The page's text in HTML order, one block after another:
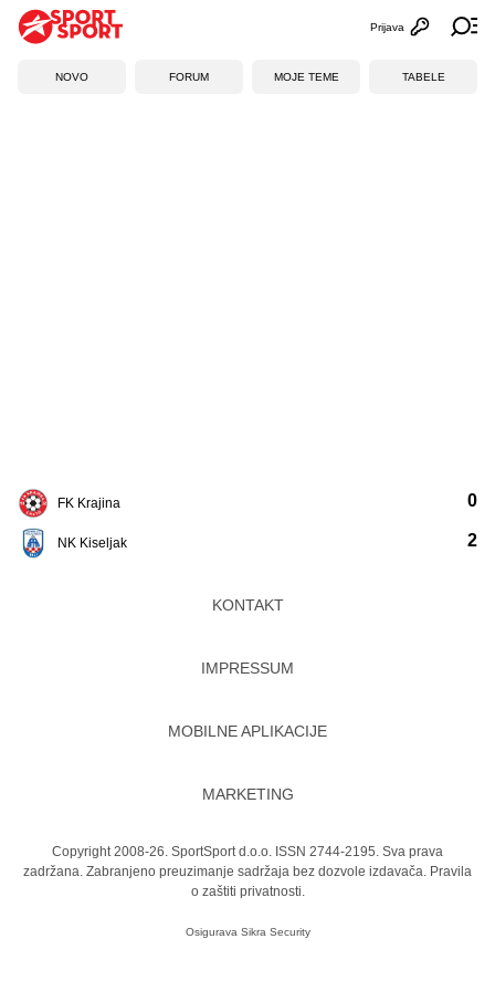
Otvori
Prijava
NOVO FORUM MOJE TEME TABELE
FK Krajina
NK Kiseljak
0
2
KONTAKT
IMPRESSUM
MOBILNE APLIKACIJE
MARKETING
Copyright 2008-26. SportSport d.o.o. ISSN 2744-2195. Sva prava
zadržana. Zabranjeno preuzimanje sadržaja bez dozvole izdavača. Pravila
o zaštiti privatnosti.
Osigurava Sikra Security